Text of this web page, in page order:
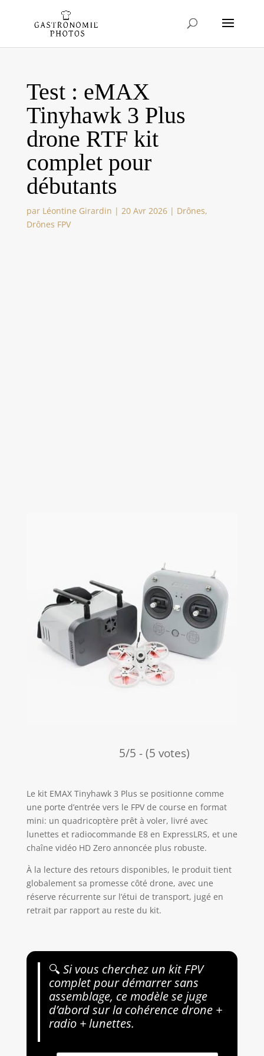
Test : eMAX
Tinyhawk 3 Plus
drone RTF kit
complet pour
débutants
par Léontine Girardin | 20 Avr 2026| Drônes,
Drônes FPV
5/5 - (5 votes)
Le kit EMAX Tinyhawk 3 Plus se positionne comme
une porte d’entrée vers le FPV de course en format
mini: un quadricoptère prêt à voler, livré avec
lunettes et radiocommande E8 en ExpressLRS, et une
chaîne vidéo HD Zero annoncée plus robuste.
À la lecture des retours disponibles, le produit tient
globalement sa promesse côté drone, avec une
réserve récurrente sur l’étui de transport, jugé en
retrait par rapport au reste du kit.
🔍 Si vous cherchez un kit FPV
complet pour démarrer sans
assemblage, ce modèle se juge
d’abord sur la cohérence drone +
radio + lunettes.